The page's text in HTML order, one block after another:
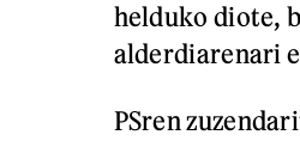
helduko diote,
alderdiarenari
PSren